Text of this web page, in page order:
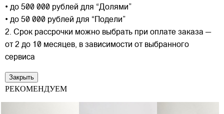
• до 500 000 рублей для “Долями”
• до 50 000 рублей для “Подели”
2. Срок рассрочки можно выбрать при оплате заказа —
от 2 до 10 месяцев, в зависимости от выбранного
сервиса
Закрыть
РЕКОМЕНДУЕМ